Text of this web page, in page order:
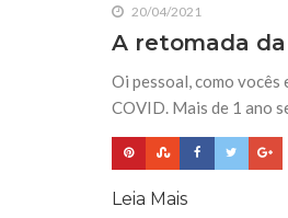
20/04/2021
A retomada da
Oi pessoal, como vocês
COVID. Mais de 1 ano
Leia Mais